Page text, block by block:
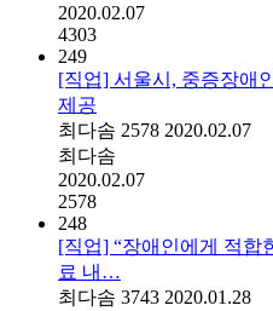
2020.02.07
4303
249
[직업] 서울시, 중증장애
제공
최다솜 2578 2020.02.07
최다솜
2020.02.07
2578
248
[직업] “장애인에게 적합
료 내…
최다솜 3743 2020.01.28